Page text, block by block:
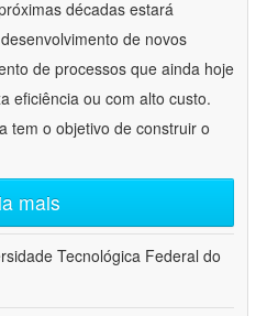
décadas estará
de novos
de processos que ainda hoje
eficiência ou com alto custo.
tem o objetivo de construir o
mais
Tecnológica Federal do